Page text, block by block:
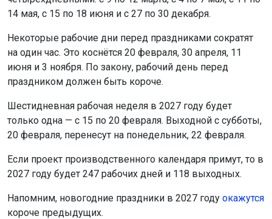
14 мая, с 15 по 18 июня и с 27 по 30 декабря.
Некоторые рабочие дни перед праздниками сократят
на один час. Это коснётся 20 февраля, 30 апреля, 11
июня и 3 ноября. По закону, рабочий день перед
праздником должен быть короче.
Шестидневная рабочая неделя в 2027 году будет
только одна — с 15 по 20 февраля. Выходной с субботы,
20 февраля, перенесут на понедельник, 22 февраля.
Если проект производственного календаря примут, то в
2027 году будет 247 рабочих дней и 118 выходных.
Напомним, новогодние праздники в 2027 году окажутся
короче предыдущих.